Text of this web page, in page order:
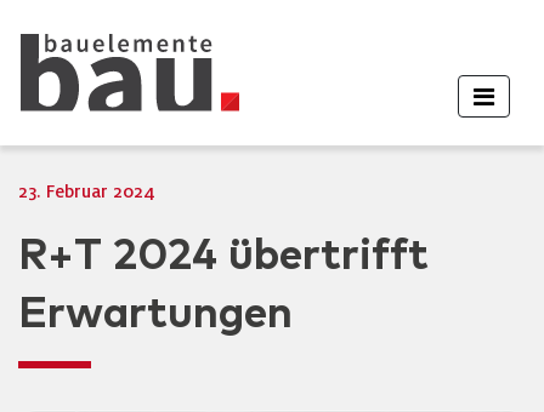
23. Februar 2024
R+T 2024 übertrifft
Erwartungen